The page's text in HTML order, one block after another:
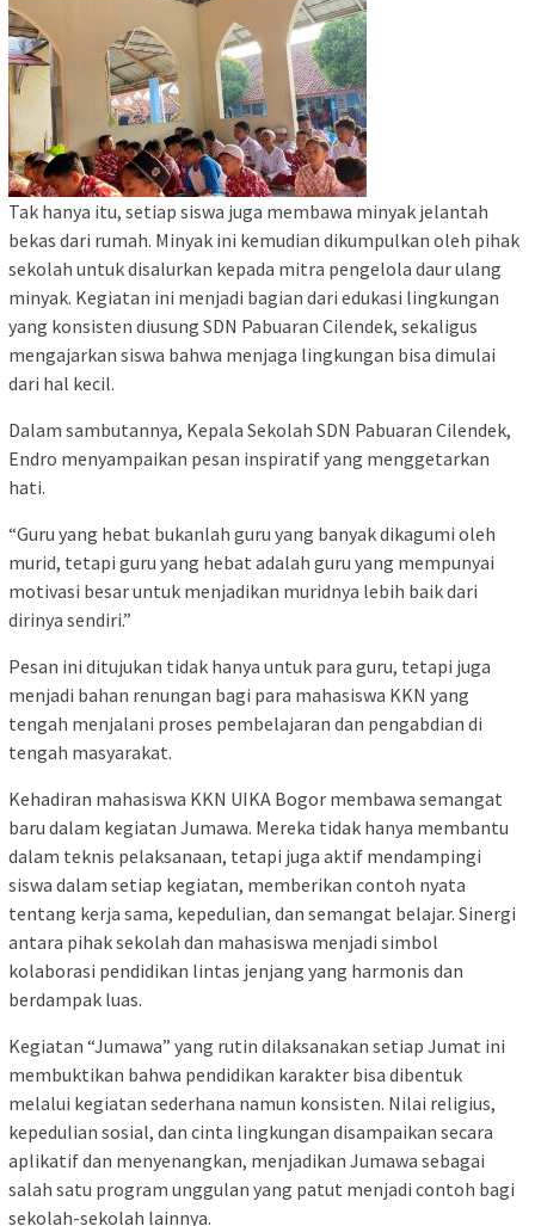
Tak hanya itu, setiap siswa juga membawa minyak jelantah
bekas dari rumah. Minyak ini kemudian dikumpulkan oleh pihak
sekolah untuk disalurkan kepada mitra pengelola daur ulang
minyak. Kegiatan ini menjadi bagian dari edukasi lingkungan
yang konsisten diusung SDN Pabuaran Cilendek, sekaligus
mengajarkan siswa bahwa menjaga lingkungan bisa dimulai
dari hal kecil.
Dalam sambutannya, Kepala Sekolah SDN Pabuaran Cilendek,
Endro menyampaikan pesan inspiratif yang menggetarkan
hati.
“Guru yang hebat bukanlah guru yang banyak dikagumi oleh
murid, tetapi guru yang hebat adalah guru yang mempunyai
motivasi besar untuk menjadikan muridnya lebih baik dari
dirinya sendiri.”
Pesan ini ditujukan tidak hanya untuk para guru, tetapi juga
menjadi bahan renungan bagi para mahasiswa KKN yang
tengah menjalani proses pembelajaran dan pengabdian di
tengah masyarakat.
Kehadiran mahasiswa KKN UIKA Bogor membawa semangat
baru dalam kegiatan Jumawa. Mereka tidak hanya membantu
dalam teknis pelaksanaan, tetapi juga aktif mendampingi
siswa dalam setiap kegiatan, memberikan contoh nyata
tentang kerja sama, kepedulian, dan semangat belajar. Sinergi
antara pihak sekolah dan mahasiswa menjadi simbol
kolaborasi pendidikan lintas jenjang yang harmonis dan
berdampak luas.
Kegiatan “Jumawa” yang rutin dilaksanakan setiap Jumat ini
membuktikan bahwa pendidikan karakter bisa dibentuk
melalui kegiatan sederhana namun konsisten. Nilai religius,
kepedulian sosial, dan cinta lingkungan disampaikan secara
aplikatif dan menyenangkan, menjadikan Jumawa sebagai
salah satu program unggulan yang patut menjadi contoh bagi
sekolah-sekolah lainnya.